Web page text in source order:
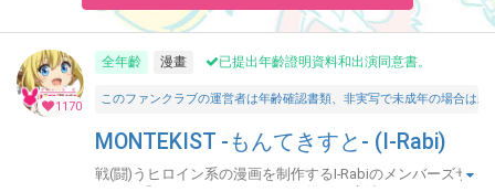
1170
全年齡 漫畫 已提出年齡證明資料和出演同意書。
このファンクラブの運営者は年齢確認書類、非実写で未成年の場合は
MONTEKIST -もんてきすと- (I-Rabi)
戦(闘)うヒロイン系の漫画を制作するI-Rabiのメンバーズサ